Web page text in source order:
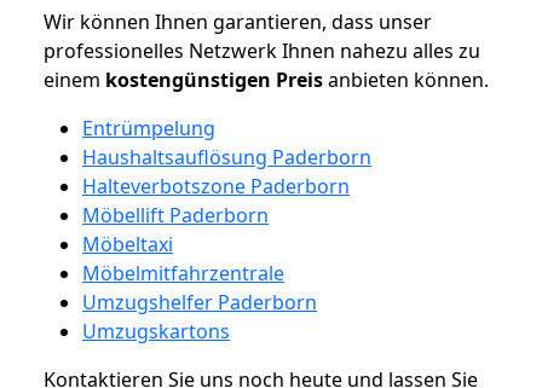
Wir können Ihnen garantieren, dass unser
professionelles Netzwerk Ihnen nahezu alles zu
einem kostengünstigen Preisanbieten können.
Entrümpelung
Haushaltsauflösung Paderborn
Halteverbotszone Paderborn
Möbellift Paderborn
Möbeltaxi
Möbelmitfahrzentrale
Umzugshelfer Paderborn
Umzugskartons
Kontaktieren Sie uns noch heute und lassen Sie